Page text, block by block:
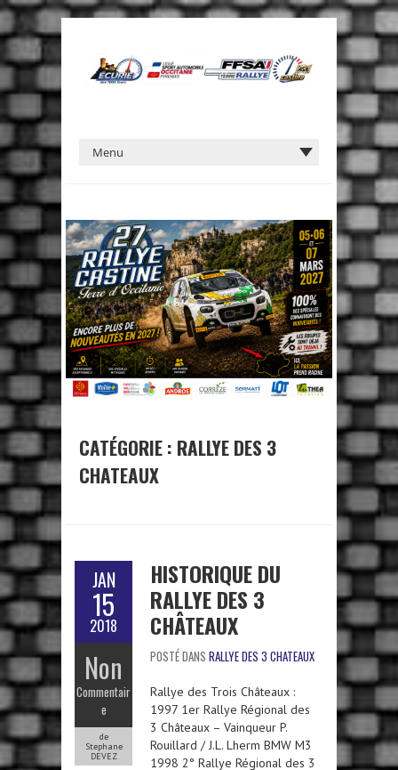
CATÉGORIE : RALLYE DES 3
CHATEAUX
JAN
15
2018
Non
Commentair
e
de
Stephane
DEVEZ
HISTORIQUE DU
RALLYE DES 3
CHÂTEAUX
POSTÉ DANS RALLYE DES 3 CHATEAUX
Rallye des Trois Châteaux :
1997 1er Rallye Régional des
3 Châteaux – Vainqueur P.
Rouillard / J.L. Lherm BMW M3
1998 2° Rallye Régional des 3